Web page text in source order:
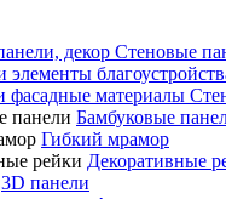
Стеновые
Бамбуковые
Гибкий мрамор
Декоративные
3D панели